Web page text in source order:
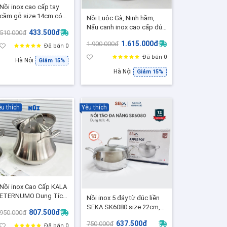
Nồi inox cao cấp tay
cầm gỗ size 14cm có
quấy bột, nấu sốt
433.500đ
Đã bán 0
Hà Nội Giảm 15%
Nồi Luộc Gà, Ninh hầm,
Nấu canh inox cao cấp đúc
size 26 DT 8L,Phù hợp mọi
bếp
1.900.000đ 1.615.000đ
Đã bán 0
Hà Nội Giảm 15%
Nồi inox Cao Cấp KALA
ETERNUMO Dung Tích
807.500đ
Đã bán 0
thích
Nồi inox 5 đáy từ đúc liền
SEKA SK6080 size 22cm,
Từ
750.000đ 637.500đ
Yêu thích